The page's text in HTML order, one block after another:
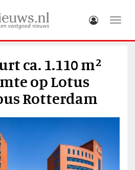
ca. 1.110 m²
op Lotus
Rotterdam